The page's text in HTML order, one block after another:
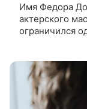
Имя Федора
актерского
ограничился